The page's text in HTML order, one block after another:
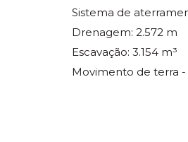
Sistema de
Drenagem: 2.572 m
Escavação: 3.154 m³
Movimento de terra -